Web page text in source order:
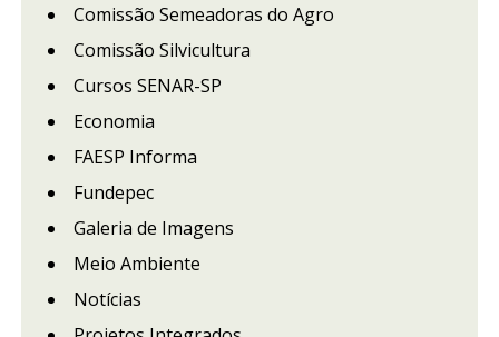
Comissão Semeadoras do Agro
Comissão Silvicultura
Cursos SENAR-SP
Economia
FAESP Informa
Fundepec
Galeria de Imagens
Meio Ambiente
Notícias